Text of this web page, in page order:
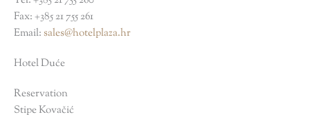
Fax: +385 21 755 261
Email:sales@hotelplaza.hr
Hotel Duće
Reservation
Stipe Kovačić